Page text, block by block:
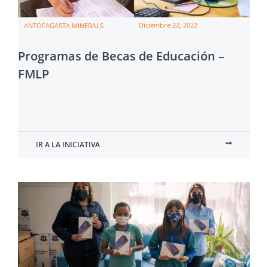
ANTOFAGASTA MINERALS Diciembre 22, 2022
Programas de Becas de Educación –
FMLP
IR A LA INICIATIVA